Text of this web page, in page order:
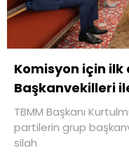
Komisyon için ilk
Başkanvekilleri
TBMM Başkanı
partilerin grup
silah